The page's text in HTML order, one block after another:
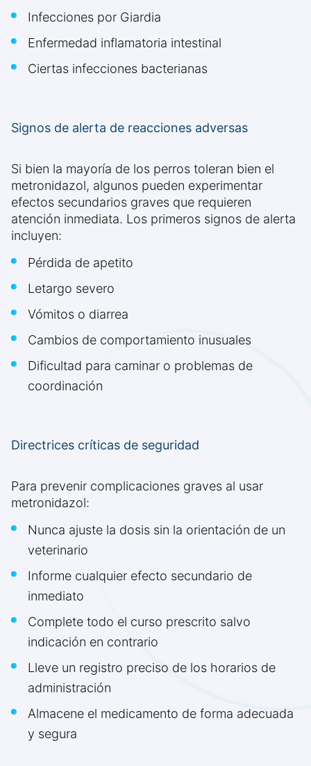
Infecciones por Giardia
Enfermedad inflamatoria intestinal
Ciertas infecciones bacterianas
Signos de alerta de reacciones adversas
Si bien la mayoría de los perros toleran bien el
metronidazol, algunos pueden experimentar
efectos secundarios graves que requieren
atención inmediata. Los primeros signos de alerta
incluyen:
Pérdida de apetito
Letargo severo
Vómitos o diarrea
Cambios de comportamiento inusuales
Dificultad para caminar o problemas de
coordinación
Directrices críticas de seguridad
Para prevenir complicaciones graves al usar
metronidazol:
Nunca ajuste la dosis sin la orientación de un
veterinario
Informe cualquier efecto secundario de
inmediato
Complete todo el curso prescrito salvo
indicación en contrario
Lleve un registro preciso de los horarios de
administración
Almacene el medicamento de forma adecuada
y segura